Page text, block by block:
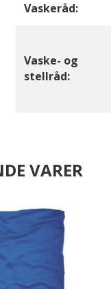
Vaskeråd:
Vaske- og
stellråd:
VARER